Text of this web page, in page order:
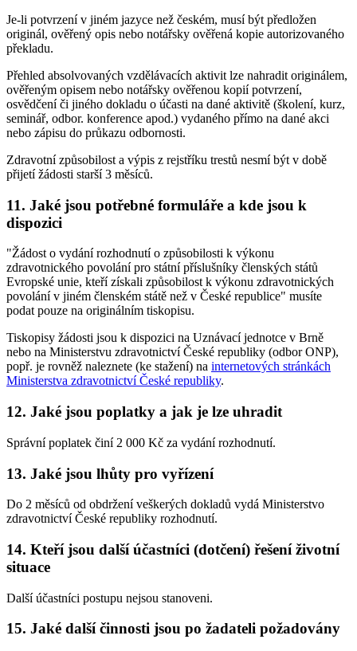
Je-li potvrzení v jiném jazyce než českém, musí být předložen
originál, ověřený opis nebo notářsky ověřená kopie autorizovaného
překladu.
Přehled absolvovaných vzdělávacích aktivit lze nahradit originálem,
ověřeným opisem nebo notářsky ověřenou kopií potvrzení,
osvědčení či jiného dokladu o účasti na dané aktivitě (školení, kurz,
seminář, odbor. konference apod.) vydaného přímo na dané akci
nebo zápisu do průkazu odbornosti.
Zdravotní způsobilost a výpis z rejstříku trestů nesmí být v době
přijetí žádosti starší 3 měsíců.
11. Jaké jsou potřebné formuláře a kde jsou k
dispozici
"Žádost o vydání rozhodnutí o způsobilosti k výkonu
zdravotnického povolání pro státní příslušníky členských států
Evropské unie, kteří získali způsobilost k výkonu zdravotnických
povolání v jiném členském státě než v České republice" musíte
podat pouze na originálním tiskopisu.
Tiskopisy žádosti jsou k dispozici na Uznávací jednotce v Brně
nebo na Ministerstvu zdravotnictví České republiky (odbor ONP),
popř. je rovněž naleznete (ke stažení) na internetových stránkách
Ministerstva zdravotnictví České republiky.
12. Jaké jsou poplatky a jak je lze uhradit
Správní poplatek činí 2 000 Kč za vydání rozhodnutí.
13. Jaké jsou lhůty pro vyřízení
Do 2 měsíců od obdržení veškerých dokladů vydá Ministerstvo
zdravotnictví České republiky rozhodnutí.
14. Kteří jsou další účastníci (dotčení) řešení životní
situace
Další účastníci postupu nejsou stanoveni.
15. Jaké další činnosti jsou po žadateli požadovány